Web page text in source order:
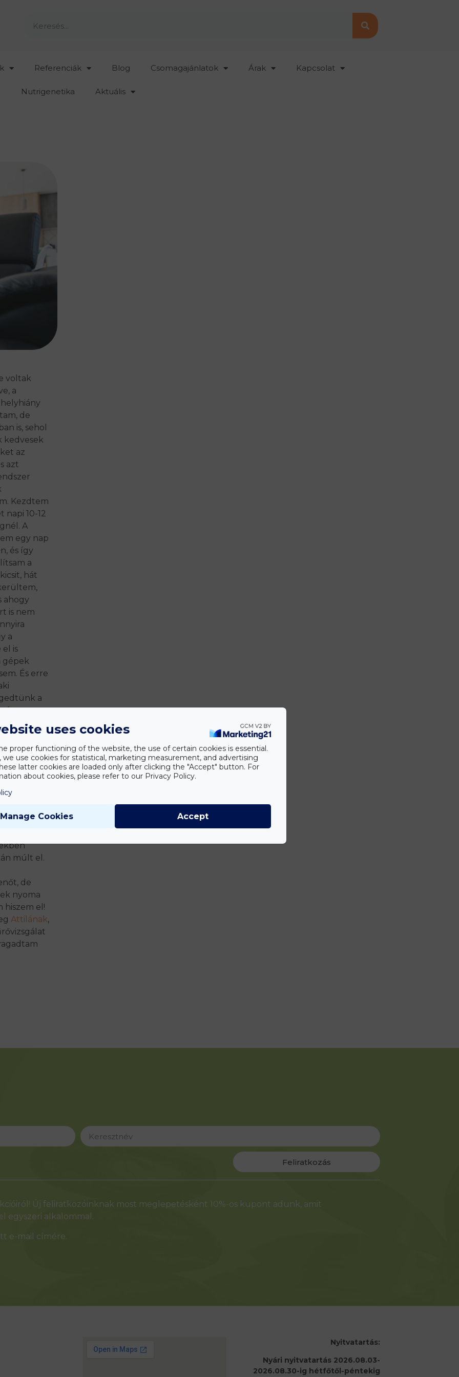
Referenciák Blog Csomagajánlatok Árak Kapcsolat
Nutrigenetika Aktuális
voltak
a
helyhiány
de
is, sehol
kedvesek
az
azt
Kezdtem
napi 10-12
A
egy nap
és így
a
hát
ahogy
is nem
a
is
gépek
És erre
a
sem
szó
a
sok
Lehet,
az
le
múlt el.
de
nyoma
hiszem el!
Attilának,
Feliratkozás
Új feliratkozóinknak most meglepetésként 10%-os kupont adunk, amit
egyszeri alkalommal.
e-mail címére.
Nyitvatartás:
Nyári nyitvatartás 2026.08.03-
2026.08.30-ig hétfőtől-péntekig
uses cookies
proper functioning of the website, the use of certain cookies is essential.
we use cookies for statistical, marketing measurement, and advertising
latter cookies are loaded only after clicking the "Accept" button. For
about cookies, please refer to our Privacy Policy.
Manage Cookies Accept